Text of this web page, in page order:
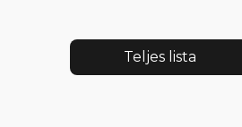
Teljes lista